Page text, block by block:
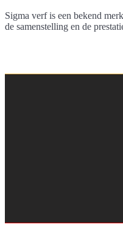
Sigma verf is een bekend
de samenstelling en de